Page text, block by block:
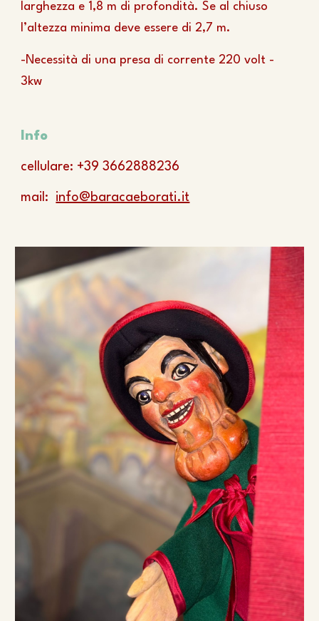
larghezza e 1,8 m di profondità. Se al chiuso
l’altezza minima deve essere di 2,7 m.
-Necessità di una presa di corrente 220 volt -
3kw
Info
cellulare: +39 3662888236
mail: info@baracaeborati.it